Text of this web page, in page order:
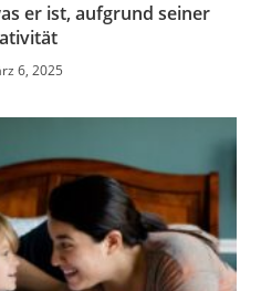
er ist, aufgrund seiner
6, 2025